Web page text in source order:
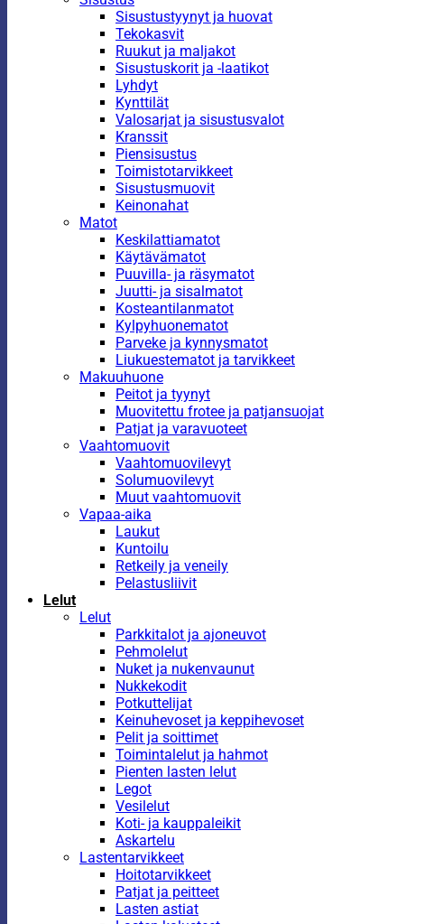
Sisustustyynyt ja huovat
Tekokasvit
Ruukut ja maljakot
Sisustuskorit ja -laatikot
Lyhdyt
Kynttilät
Valosarjat ja sisustusvalot
Kranssit
Piensisustus
Toimistotarvikkeet
Sisustusmuovit
Keinonahat
Matot
Keskilattiamatot
Käytävämatot
Puuvilla- ja räsymatot
Juutti- ja sisalmatot
Kosteantilanmatot
Kylpyhuonematot
Parveke ja kynnysmatot
Liukuestematot ja tarvikkeet
Makuuhuone
Peitot ja tyynyt
Muovitettu frotee ja patjansuojat
Patjat ja varavuoteet
Vaahtomuovit
Vaahtomuovilevyt
Solumuovilevyt
Muut vaahtomuovit
Vapaa-aika
Laukut
Kuntoilu
Retkeily ja veneily
Pelastusliivit
Lelut
Lelut
Parkkitalot ja ajoneuvot
Pehmolelut
Nuket ja nukenvaunut
Nukkekodit
Potkuttelijat
Keinuhevoset ja keppihevoset
Pelit ja soittimet
Toimintalelut ja hahmot
Pienten lasten lelut
Legot
Vesilelut
Koti- ja kauppaleikit
Askartelu
Lastentarvikkeet
Hoitotarvikkeet
Patjat ja peitteet
Lasten astiat